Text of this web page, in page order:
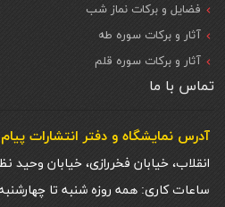
فضایل و برکات نماز شب
آثار و برکات سوره طه
آثار و برکات سوره قلم
تماس با ما
آدرس نمایشگاه و دفتر انتشارات
انقلاب، خیابان فخررازی، خیابان وحید نظری،